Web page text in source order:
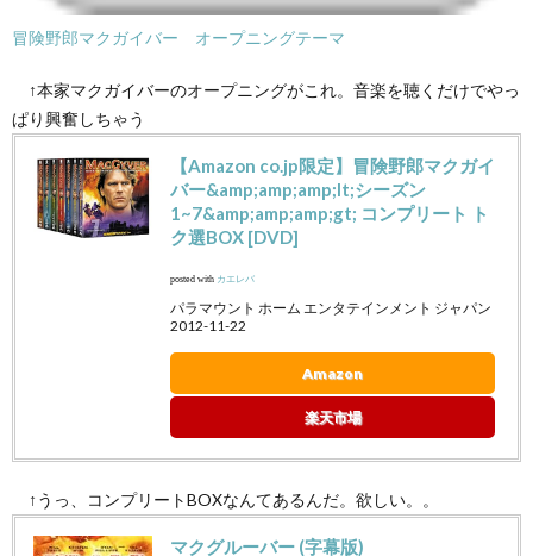
冒険野郎マクガイバー オープニングテーマ
↑本家マクガイバーのオープニングがこれ。音楽を聴くだけでやっ
ぱり興奮しちゃう
【Amazon co.jp限定】冒険野郎マクガイ
バー&amp;amp;amp;lt;シーズン
1~7&amp;amp;amp;gt; コンプリート ト
ク選BOX [DVD]
posted with カエレバ
パラマウント ホーム エンタテインメント ジャパン
2012-11-22
Amazon
楽天市場
↑うっ、コンプリートBOXなんてあるんだ。欲しい。。
マクグルーバー (字幕版)